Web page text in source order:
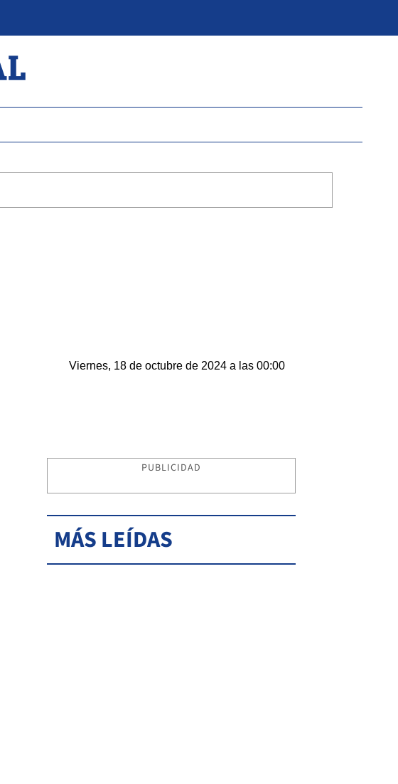
Viernes, 18 de octubre de 2024 a las 00:00
PUBLICIDAD
MÁS LEÍDAS